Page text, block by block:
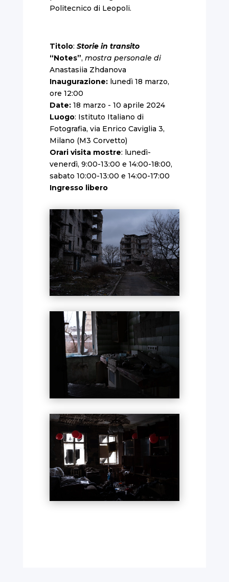
Politecnico di Leopoli.
Titolo: Storie in transito
“Notes”, mostra personale di
Anastasiia Zhdanova
Inaugurazione: lunedì 18 marzo,
ore 12:00
Date: 18 marzo - 10 aprile 2024
Luogo: Istituto Italiano di
Fotografia, via Enrico Caviglia 3,
Milano (M3 Corvetto)
Orari visita mostre: lunedì-
venerdì, 9:00-13:00 e 14:00-18:00,
sabato 10:00-13:00 e 14:00-17:00
Ingresso libero